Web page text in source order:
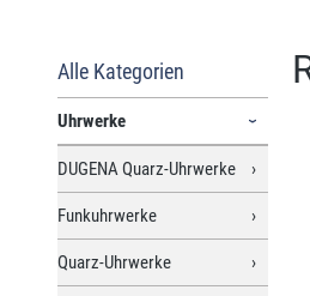
Alle Kategorien
Uhrwerke
DUGENA Quarz-Uhrwerke
Funkuhrwerke
Quarz-Uhrwerke